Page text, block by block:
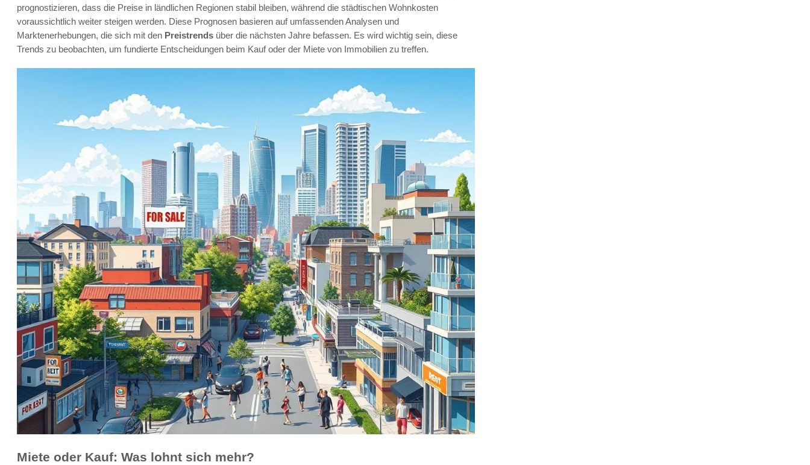
prognostizieren, dass die Preise in ländlichen Regionen stabil bleiben, während die städtischen Wohnkosten
voraussichtlich weiter steigen werden. Diese Prognosen basieren auf umfassenden Analysen und
Marktenerhebungen, die sich mit den Preistrends über die nächsten Jahre befassen. Es wird wichtig sein, diese
Trends zu beobachten, um fundierte Entscheidungen beim Kauf oder der Miete von Immobilien zu treffen.
Miete oder Kauf: Was lohnt sich mehr?